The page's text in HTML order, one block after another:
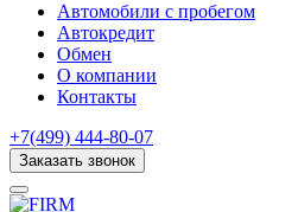
Автомобили с пробегом
Автокредит
Обмен
О компании
Контакты
+7(499) 444-80-07
Заказать звонок